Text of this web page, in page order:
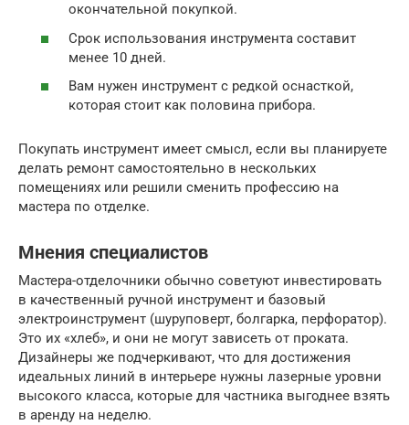
окончательной покупкой.
Срок использования инструмента составит
менее 10 дней.
Вам нужен инструмент с редкой оснасткой,
которая стоит как половина прибора.
Покупать инструмент имеет смысл, если вы планируете
делать ремонт самостоятельно в нескольких
помещениях или решили сменить профессию на
мастера по отделке.
Мнения специалистов
Мастера-отделочники обычно советуют инвестировать
в качественный ручной инструмент и базовый
электроинструмент (шуруповерт, болгарка, перфоратор).
Это их «хлеб», и они не могут зависеть от проката.
Дизайнеры же подчеркивают, что для достижения
идеальных линий в интерьере нужны лазерные уровни
высокого класса, которые для частника выгоднее взять
в аренду на неделю.